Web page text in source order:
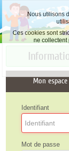
Nous utilisons
Ces cookies sont
ne collectent
Mon
Identifiant
Mot de passe